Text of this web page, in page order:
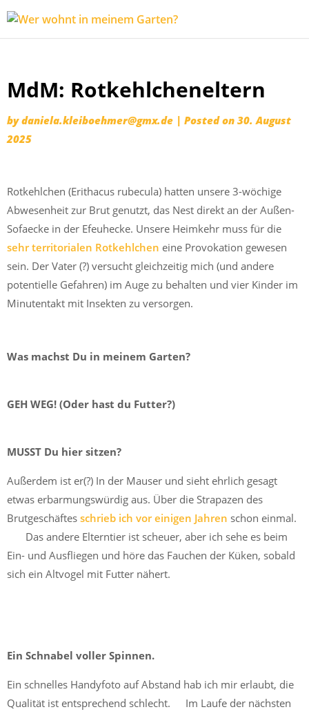
wohnt
meinem
Garten?
vor der
to
MdM: Rotkehlcheneltern
bydaniela.kleiboehmer@gmx.de | Posted on 30. August
2025
Rotkehlchen (Erithacus rubecula) hatten unsere 3-wöchige
Abwesenheit zur Brut genutzt, das Nest direkt an der Außen-
Sofaecke in der Efeuhecke. Unsere Heimkehr muss für die
sehr territorialen Rotkehlchen eine Provokation gewesen
sein. Der Vater (?) versucht gleichzeitig mich (und andere
potentielle Gefahren) im Auge zu behalten und vier Kinder im
Minutentakt mit Insekten zu versorgen.
Was machst Du in meinem Garten?
GEH WEG! (Oder hast du Futter?)
MUSST Du hier sitzen?
Außerdem ist er(?) In der Mauser und sieht ehrlich gesagt
etwas erbarmungswürdig aus. Über die Strapazen des
Brutgeschäftes schrieb ich vor einigen Jahren schon einmal.
Das andere Elterntier ist scheuer, aber ich sehe es beim
Ein- und Ausfliegen und höre das Fauchen der Küken, sobald
sich ein Altvogel mit Futter nähert.
Ein Schnabel voller Spinnen.
Ein schnelles Handyfoto auf Abstand hab ich mir erlaubt, die
Qualität ist entsprechend schlecht. Im Laufe der nächsten